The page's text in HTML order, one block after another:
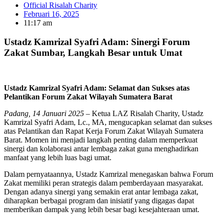
Official Risalah Charity
Februari 16, 2025
11:17 am
Ustadz Kamrizal Syafri Adam: Sinergi Forum
Zakat Sumbar, Langkah Besar untuk Umat
Ustadz Kamrizal Syafri Adam: Selamat dan Sukses atas
Pelantikan Forum Zakat Wilayah Sumatera Barat
Padang, 14 Januari 2025 – Ketua LAZ Risalah Charity, Ustadz
Kamrizal Syafri Adam, Lc., MA, mengucapkan selamat dan sukses
atas Pelantikan dan Rapat Kerja Forum Zakat Wilayah Sumatera
Barat. Momen ini menjadi langkah penting dalam memperkuat
sinergi dan kolaborasi antar lembaga zakat guna menghadirkan
manfaat yang lebih luas bagi umat.
Dalam pernyataannya, Ustadz Kamrizal menegaskan bahwa Forum
Zakat memiliki peran strategis dalam pemberdayaan masyarakat.
Dengan adanya sinergi yang semakin erat antar lembaga zakat,
diharapkan berbagai program dan inisiatif yang digagas dapat
memberikan dampak yang lebih besar bagi kesejahteraan umat.